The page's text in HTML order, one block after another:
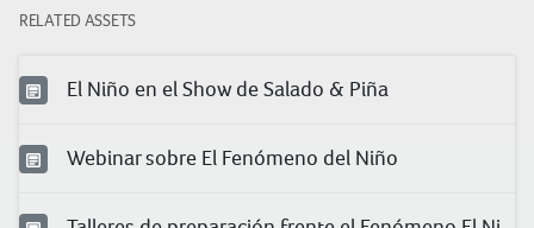
RELATED ASSETS
El Niño en el Show de Salado & Piña
Webinar sobre El Fenómeno del Niño